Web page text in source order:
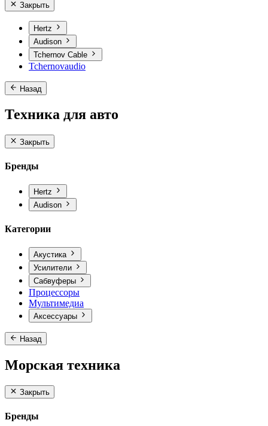
Закрыть
Hertz
Audison
Tchernov Cable
Tchernovaudio
Назад
Техника для авто
Закрыть
Бренды
Hertz
Audison
Категории
Акустика
Усилители
Сабвуферы
Процессоры
Мультимедиа
Аксессуары
Назад
Морская техника
Закрыть
Бренды